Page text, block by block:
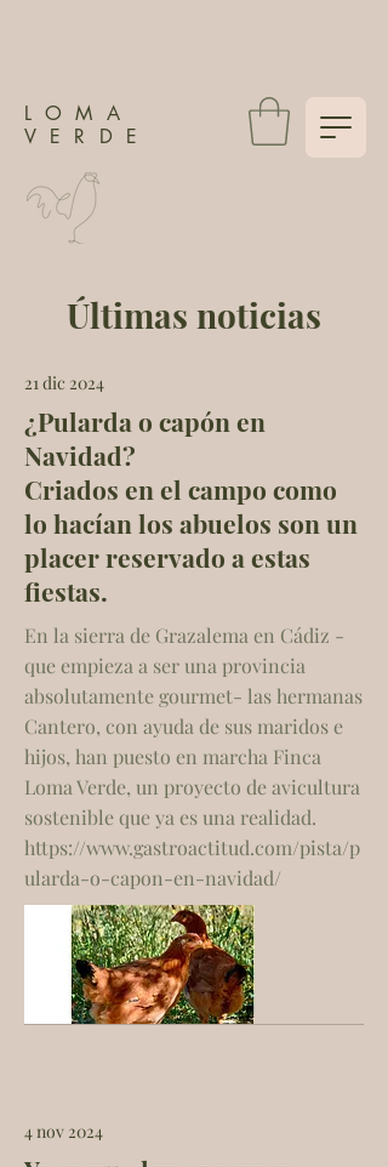
LOMA
VERDE
Últimas noticias
21 dic 2024
¿Pularda o capón en
Navidad?
Criados en el campo como
lo hacían los abuelos son un
placer reservado a estas
fiestas.
En la sierra de Grazalema en Cádiz -
que empieza a ser una provincia
absolutamente gourmet- las hermanas
Cantero, con ayuda de sus maridos e
hijos, han puesto en marcha Finca
Loma Verde, un proyecto de avicultura
sostenible que ya es una realidad.
https://www.gastroactitud.com/pista/p
ularda-o-capon-en-navidad/
4 nov 2024